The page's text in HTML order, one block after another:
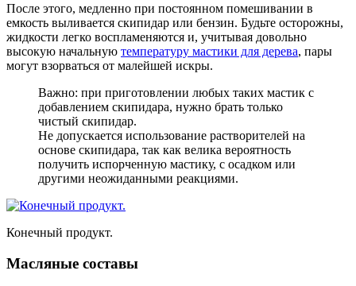
После этого, медленно при постоянном помешивании в
емкость выливается скипидар или бензин. Будьте осторожны,
жидкости легко воспламеняются и, учитывая довольно
высокую начальную температуру мастики для дерева, пары
могут взорваться от малейшей искры.
Важно: при приготовлении любых таких мастик с
добавлением скипидара, нужно брать только
чистый скипидар.
Не допускается использование растворителей на
основе скипидара, так как велика вероятность
получить испорченную мастику, с осадком или
другими неожиданными реакциями.
Конечный продукт.
Масляные составы